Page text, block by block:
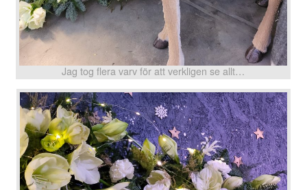
Jag tog flera varv för att verkligen se allt…